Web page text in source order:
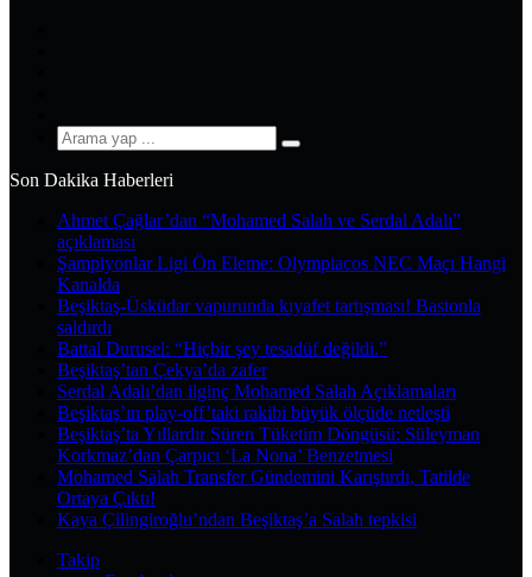
Arama
Son Dakika Haberleri
Ahmet Çağlar’dan “Mohamed Salah ve Serdal Adalı”
açıklaması
Şampiyonlar Ligi Ön Eleme: Olympiacos NEC Maçı Hangi
Kanalda
Beşiktaş-Üsküdar vapurunda kıyafet tartışması! Bastonla
saldırdı
Battal Durusel: “Hiçbir şey tesadüf değildi.”
Beşiktaş’tan Çekya’da zafer
Serdal Adalı’dan ilginç Mohamed Salah Açıklamaları
Beşiktaş’ın play-off’taki rakibi büyük ölçüde netleşti
Beşiktaş’ta Yıllardır Süren Tüketim Döngüsü: Süleyman
Korkmaz’dan Çarpıcı ‘La Nona’ Benzetmesi
Mohamed Salah Transfer Gündemini Karıştırdı, Tatilde
Ortaya Çıktı!
Kaya Çilingiroğlu’ndan Beşiktaş’a Salah tepkisi
Takip